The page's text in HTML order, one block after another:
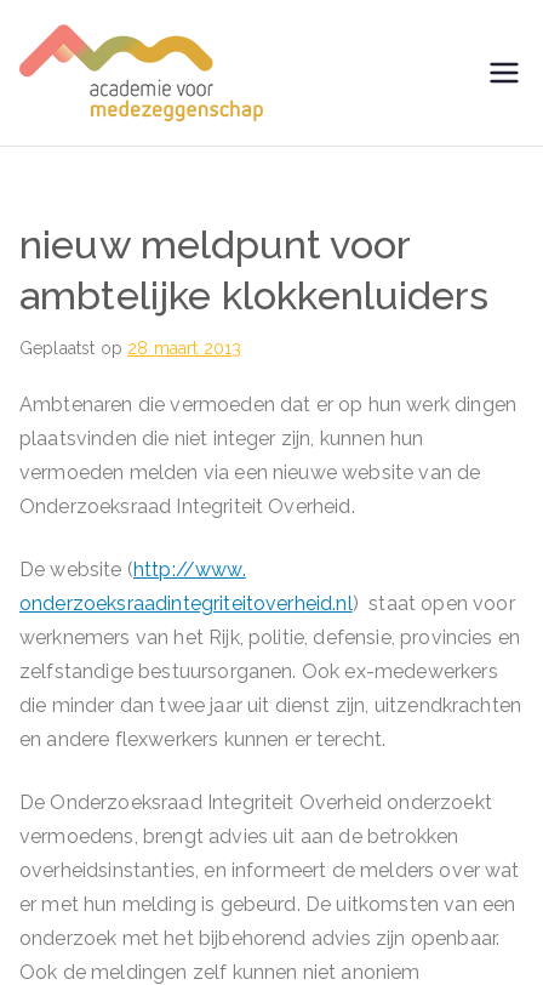
naar
de
voor
Medezegg
nieuw meldpunt voor
ambtelijke klokkenluiders
Geplaatst op 28 maart 2013
Ambtenaren die vermoeden dat er op hun werk dingen
plaatsvinden die niet integer zijn, kunnen hun
vermoeden melden via een nieuwe website van de
Onderzoeksraad Integriteit Overheid.
De website (http://www.
onderzoeksraadintegriteitoverheid.nl) staat open voor
werknemers van het Rijk, politie, defensie, provincies en
zelfstandige bestuursorganen. Ook ex-medewerkers
die minder dan twee jaar uit dienst zijn, uitzendkrachten
en andere flexwerkers kunnen er terecht.
De Onderzoeksraad Integriteit Overheid onderzoekt
vermoedens, brengt advies uit aan de betrokken
overheidsinstanties, en informeert de melders over wat
er met hun melding is gebeurd. De uitkomsten van een
onderzoek met het bijbehorend advies zijn openbaar.
Ook de meldingen zelf kunnen niet anoniem